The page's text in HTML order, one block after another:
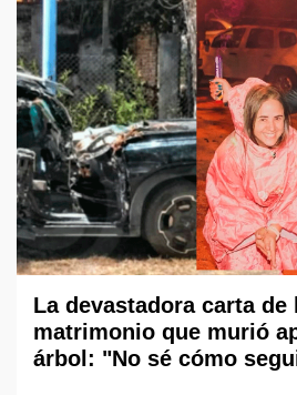
La devastadora carta de
matrimonio que murió
árbol: "No sé cómo